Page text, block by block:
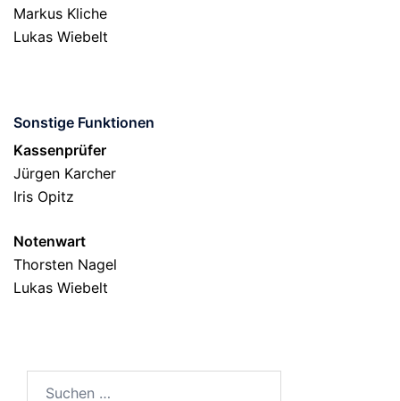
Markus Kliche
Lukas Wiebelt
Sonstige Funktionen
Kassenprüfer
Jürgen Karcher
Iris Opitz
Notenwart
Thorsten Nagel
Lukas Wiebelt